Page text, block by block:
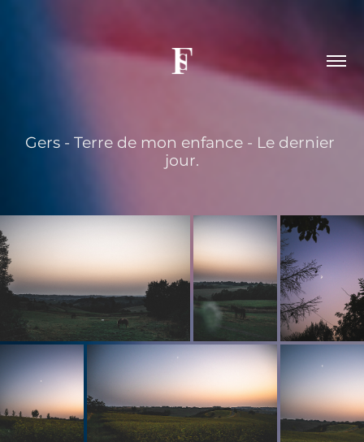
Gers - Terre de mon enfance - Le dernier
jour.